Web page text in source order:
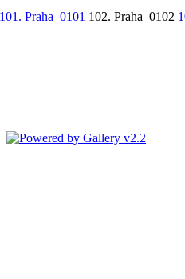
101. Praha_0101 102. Praha_0102